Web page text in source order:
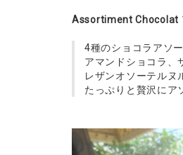
Assortiment Chocolat
4種のショコラアソ
アマンドショコラ、
レザンオソーテルヌ
たっぷりと贅沢にア